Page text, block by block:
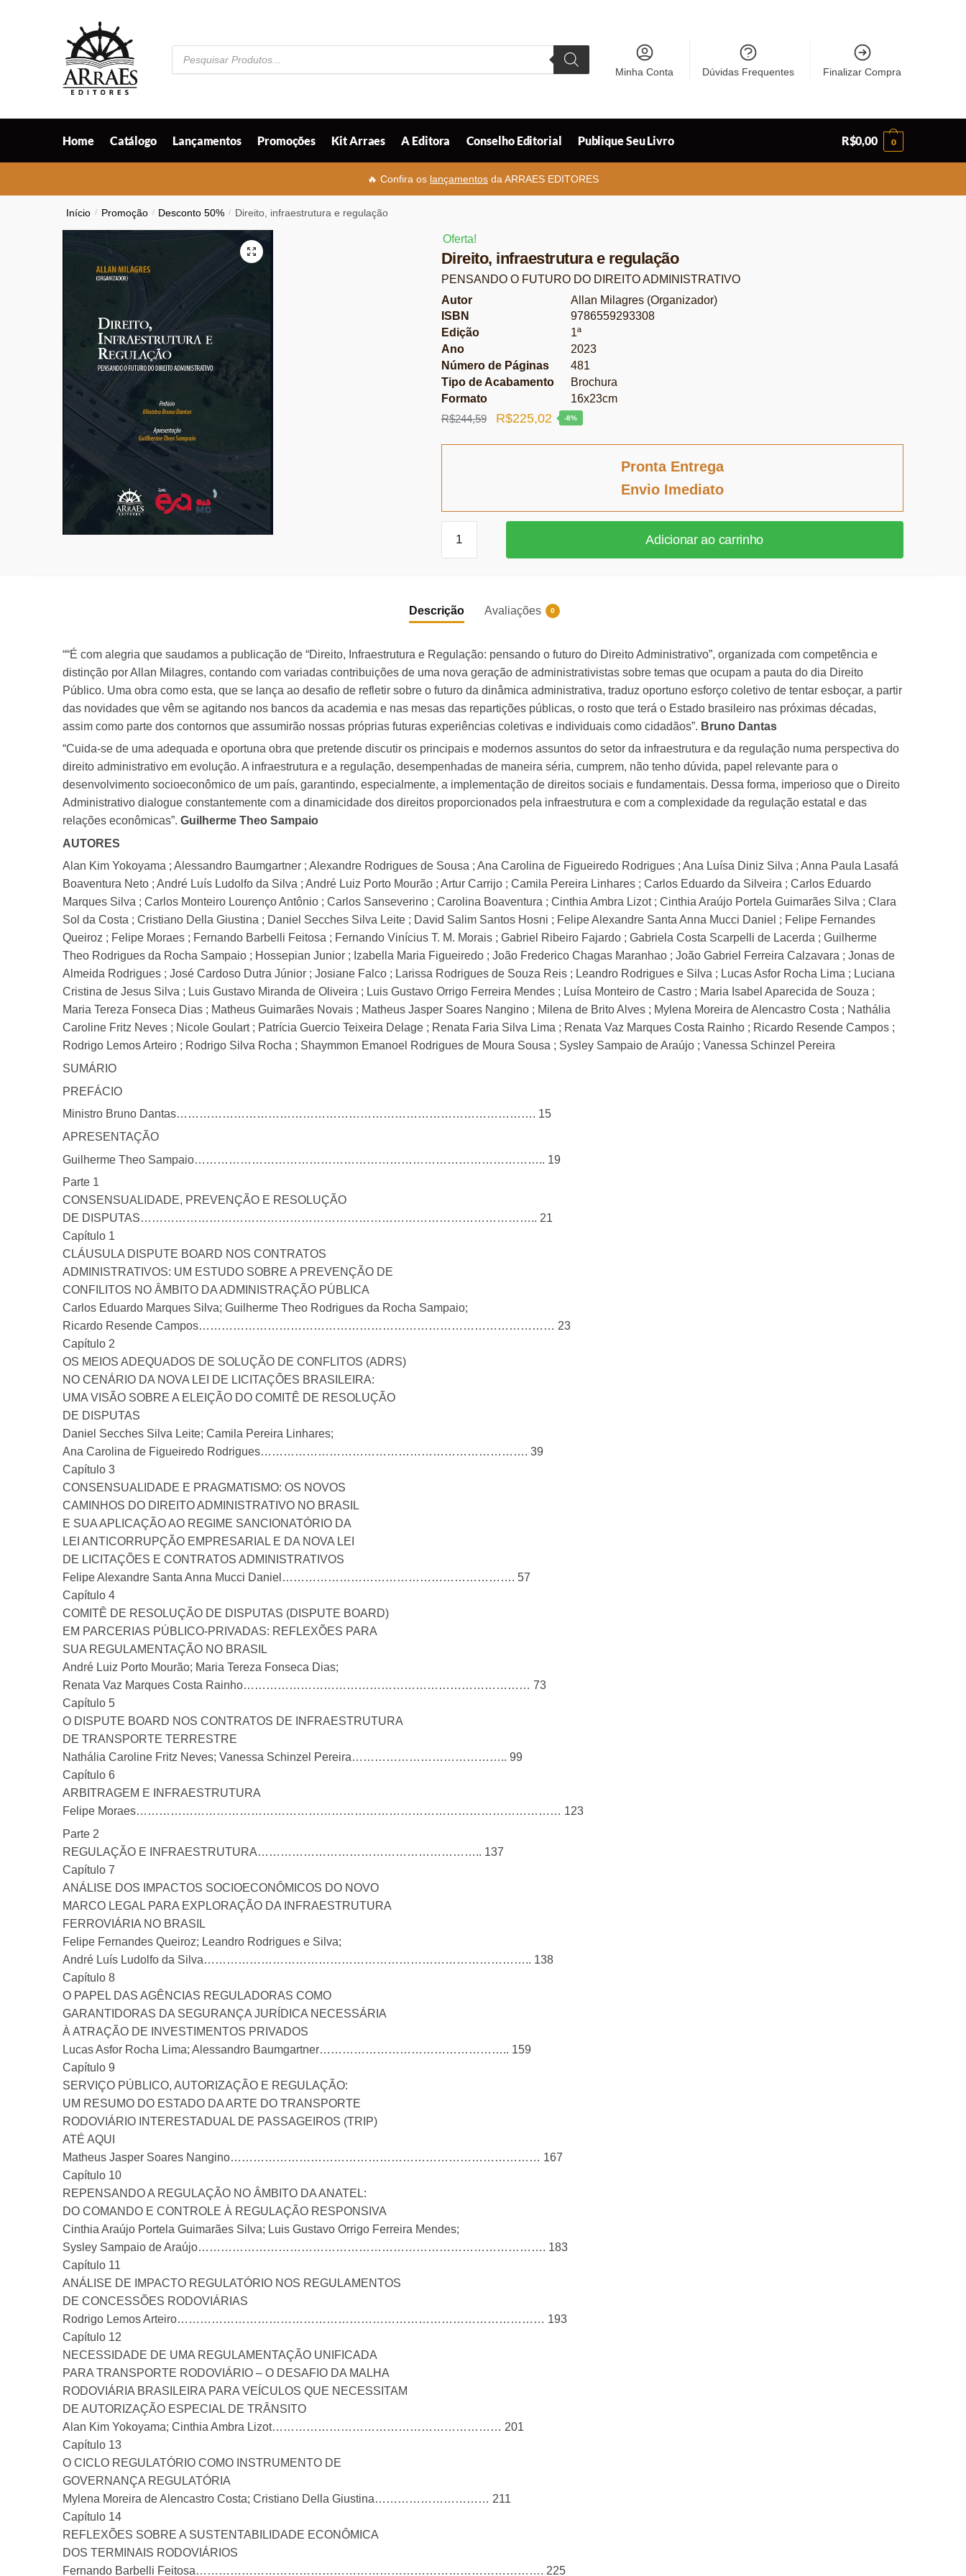
Pesquisar
produtos
Minha Conta Dúvidas Frequentes Finalizar Compra
Home Catálogo Lançamentos Promoções Kit Arraes A Editora Conselho Editorial Publique Seu Livro R$0,00 0
🔥 Confira os lançamentos da ARRAES EDITORES
Início / Promoção / Desconto 50% / Direito, infraestrutura e regulação
🔍
Oferta!
Direito, infraestrutura e regulação
PENSANDO O FUTURO DO DIREITO ADMINISTRATIVO
Autor
Allan Milagres (Organizador)
ISBN
9786559293308
Edição
1ª
Ano
2023
Número de Páginas
481
Tipo de Acabamento
Brochura
Formato
16x23cm
R$244,59
O
R$225,02O
-8%
Pronta Entrega
Envio Imediato
infraestrutura
Adicionar ao carrinho
Descrição Avaliações 0
““É com alegria que saudamos a publicação de “Direito, Infraestrutura e Regulação: pensando o futuro do Direito Administrativo”, organizada com competência e
distinção por Allan Milagres, contando com variadas contribuições de uma nova geração de administrativistas sobre temas que ocupam a pauta do dia Direito
Público. Uma obra como esta, que se lança ao desafio de refletir sobre o futuro da dinâmica administrativa, traduz oportuno esforço coletivo de tentar esboçar, a partir
das novidades que vêm se agitando nos bancos da academia e nas mesas das repartições públicas, o rosto que terá o Estado brasileiro nas próximas décadas,
assim como parte dos contornos que assumirão nossas próprias futuras experiências coletivas e individuais como cidadãos”. Bruno Dantas
“Cuida-se de uma adequada e oportuna obra que pretende discutir os principais e modernos assuntos do setor da infraestrutura e da regulação numa perspectiva do
direito administrativo em evolução. A infraestrutura e a regulação, desempenhadas de maneira séria, cumprem, não tenho dúvida, papel relevante para o
desenvolvimento socioeconômico de um país, garantindo, especialmente, a implementação de direitos sociais e fundamentais. Dessa forma, imperioso que o Direito
Administrativo dialogue constantemente com a dinamicidade dos direitos proporcionados pela infraestrutura e com a complexidade da regulação estatal e das
relações econômicas”.Guilherme Theo Sampaio
AUTORES
Alan Kim Yokoyama ; Alessandro Baumgartner ; Alexandre Rodrigues de Sousa ; Ana Carolina de Figueiredo Rodrigues ; Ana Luísa Diniz Silva ; Anna Paula Lasafá
Boaventura Neto ; André Luís Ludolfo da Silva ; André Luiz Porto Mourão ; Artur Carrijo ; Camila Pereira Linhares ; Carlos Eduardo da Silveira ; Carlos Eduardo
Marques Silva ; Carlos Monteiro Lourenço Antônio ; Carlos Sanseverino ; Carolina Boaventura ; Cinthia Ambra Lizot ; Cinthia Araújo Portela Guimarães Silva ; Clara
Sol da Costa ; Cristiano Della Giustina ; Daniel Secches Silva Leite ; David Salim Santos Hosni ; Felipe Alexandre Santa Anna Mucci Daniel ; Felipe Fernandes
Queiroz ; Felipe Moraes ; Fernando Barbelli Feitosa ; Fernando Vinícius T. M. Morais ; Gabriel Ribeiro Fajardo ; Gabriela Costa Scarpelli de Lacerda ; Guilherme
Theo Rodrigues da Rocha Sampaio ; Hossepian Junior ; Izabella Maria Figueiredo ; João Frederico Chagas Maranhao ; João Gabriel Ferreira Calzavara ; Jonas de
Almeida Rodrigues ; José Cardoso Dutra Júnior ; Josiane Falco ; Larissa Rodrigues de Souza Reis ; Leandro Rodrigues e Silva ; Lucas Asfor Rocha Lima ; Luciana
Cristina de Jesus Silva ; Luis Gustavo Miranda de Oliveira ; Luis Gustavo Orrigo Ferreira Mendes ; Luísa Monteiro de Castro ; Maria Isabel Aparecida de Souza ;
Maria Tereza Fonseca Dias ; Matheus Guimarães Novais ; Matheus Jasper Soares Nangino ; Milena de Brito Alves ; Mylena Moreira de Alencastro Costa ; Nathália
Caroline Fritz Neves ; Nicole Goulart ; Patrícia Guercio Teixeira Delage ; Renata Faria Silva Lima ; Renata Vaz Marques Costa Rainho ; Ricardo Resende Campos ;
Rodrigo Lemos Arteiro ; Rodrigo Silva Rocha ; Shaymmon Emanoel Rodrigues de Moura Sousa ; Sysley Sampaio de Araújo ; Vanessa Schinzel Pereira
SUMÁRIO
PREFÁCIO
Ministro Bruno Dantas…………………………………………………………………………………. 15
APRESENTAÇÃO
Guilherme Theo Sampaio……………………………………………………………………………….. 19
Parte 1
CONSENSUALIDADE, PREVENÇÃO E RESOLUÇÃO
DE DISPUTAS………………………………………………………………………………………….. 21
Capítulo 1
CLÁUSULA DISPUTE BOARD NOS CONTRATOS
ADMINISTRATIVOS: UM ESTUDO SOBRE A PREVENÇÃO DE
CONFILITOS NO ÂMBITO DA ADMINISTRAÇÃO PÚBLICA
Carlos Eduardo Marques Silva; Guilherme Theo Rodrigues da Rocha Sampaio;
Ricardo Resende Campos………………………………………………………………………………… 23
Capítulo 2
OS MEIOS ADEQUADOS DE SOLUÇÃO DE CONFLITOS (ADRS)
NO CENÁRIO DA NOVA LEI DE LICITAÇÕES BRASILEIRA:
UMA VISÃO SOBRE A ELEIÇÃO DO COMITÊ DE RESOLUÇÃO
DE DISPUTAS
Daniel Secches Silva Leite; Camila Pereira Linhares;
Ana Carolina de Figueiredo Rodrigues……………………………………………………………. 39
Capítulo 3
CONSENSUALIDADE E PRAGMATISMO: OS NOVOS
CAMINHOS DO DIREITO ADMINISTRATIVO NO BRASIL
E SUA APLICAÇÃO AO REGIME SANCIONATÓRIO DA
LEI ANTICORRUPÇÃO EMPRESARIAL E DA NOVA LEI
DE LICITAÇÕES E CONTRATOS ADMINISTRATIVOS
Felipe Alexandre Santa Anna Mucci Daniel……………………………………………………. 57
Capítulo 4
COMITÊ DE RESOLUÇÃO DE DISPUTAS (DISPUTE BOARD)
EM PARCERIAS PÚBLICO-PRIVADAS: REFLEXÕES PARA
SUA REGULAMENTAÇÃO NO BRASIL
André Luiz Porto Mourão; Maria Tereza Fonseca Dias;
Renata Vaz Marques Costa Rainho………………………………………………………………… 73
Capítulo 5
O DISPUTE BOARD NOS CONTRATOS DE INFRAESTRUTURA
DE TRANSPORTE TERRESTRE
Nathália Caroline Fritz Neves; Vanessa Schinzel Pereira………………………………….. 99
Capítulo 6
ARBITRAGEM E INFRAESTRUTURA
Felipe Moraes………………………………………………………………………………………………… 123
Parte 2
REGULAÇÃO E INFRAESTRUTURA………………………………………………….. 137
Capítulo 7
ANÁLISE DOS IMPACTOS SOCIOECONÔMICOS DO NOVO
MARCO LEGAL PARA EXPLORAÇÃO DA INFRAESTRUTURA
FERROVIÁRIA NO BRASIL
Felipe Fernandes Queiroz; Leandro Rodrigues e Silva;
André Luís Ludolfo da Silva………………………………………………………………………….. 138
Capítulo 8
O PAPEL DAS AGÊNCIAS REGULADORAS COMO
GARANTIDORAS DA SEGURANÇA JURÍDICA NECESSÁRIA
À ATRAÇÃO DE INVESTIMENTOS PRIVADOS
Lucas Asfor Rocha Lima; Alessandro Baumgartner………………………………………….. 159
Capítulo 9
SERVIÇO PÚBLICO, AUTORIZAÇÃO E REGULAÇÃO:
UM RESUMO DO ESTADO DA ARTE DO TRANSPORTE
RODOVIÁRIO INTERESTADUAL DE PASSAGEIROS (TRIP)
ATÉ AQUI
Matheus Jasper Soares Nangino……………………………………………………………………… 167
Capítulo 10
REPENSANDO A REGULAÇÃO NO ÂMBITO DA ANATEL:
DO COMANDO E CONTROLE À REGULAÇÃO RESPONSIVA
Cinthia Araújo Portela Guimarães Silva; Luis Gustavo Orrigo Ferreira Mendes;
Sysley Sampaio de Araújo………………………………………………………………………………. 183
Capítulo 11
ANÁLISE DE IMPACTO REGULATÓRIO NOS REGULAMENTOS
DE CONCESSÕES RODOVIÁRIAS
Rodrigo Lemos Arteiro…………………………………………………………………………………… 193
Capítulo 12
NECESSIDADE DE UMA REGULAMENTAÇÃO UNIFICADA
PARA TRANSPORTE RODOVIÁRIO – O DESAFIO DA MALHA
RODOVIÁRIA BRASILEIRA PARA VEÍCULOS QUE NECESSITAM
DE AUTORIZAÇÃO ESPECIAL DE TRÂNSITO
Alan Kim Yokoyama; Cinthia Ambra Lizot…………………………………………………… 201
Capítulo 13
O CICLO REGULATÓRIO COMO INSTRUMENTO DE
GOVERNANÇA REGULATÓRIA
Mylena Moreira de Alencastro Costa; Cristiano Della Giustina………………………… 211
Capítulo 14
REFLEXÕES SOBRE A SUSTENTABILIDADE ECONÔMICA
DOS TERMINAIS RODOVIÁRIOS
Fernando Barbelli Feitosa………………………………………………………………………………. 225